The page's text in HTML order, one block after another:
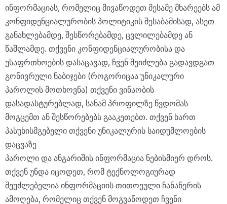
ინფორმაციას, რომელიც მივაწოდეთ მესამე მხარეებს ამ
კონფიდენციალურობის პოლიტიკის შესაბამისად, ასეთ
განახლებამდე, შესწორებამდე, ცვლილებამდე ან
წაშლამდე. თქვენი კონფიდენციალურობისა და
უსაფრთხოების დასაცავად, ჩვენ შეიძლება გადავდგათ
გონივრული ნაბიჯები (როგორიცაა უნიკალური
პაროლის მოთხოვნა) თქვენი ვინაობის
დასადასტურებლად, სანამ პროფილზე წვდომას
მოგცემთ ან შესწორებებს გააკეთებთ. თქვენ ხართ
პასუხისმგებელი თქვენი უნიკალურის საიდუმლოების
დაცვაზე
პაროლი და ანგარიშის ინფორმაცია ნებისმიერ დროს.
თქვენ უნდა იცოდეთ, რომ ტექნოლოგიურად
შეუძლებელია ინფორმაციის თითოეული ჩანაწერის
ამოღება, რომელიც თქვენ მოგვაწოდეთ ჩვენი